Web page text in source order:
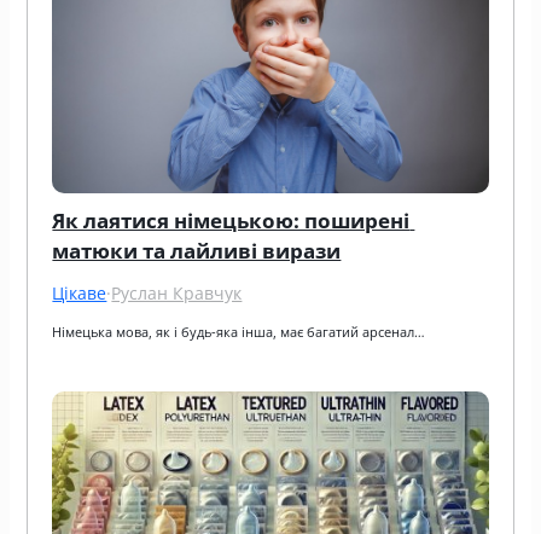
Як лаятися німецькою: поширені
матюки та лайливі вирази
Цікаве·Руслан Кравчук
Німецька мова, як і будь-яка інша, має багатий арсенал…